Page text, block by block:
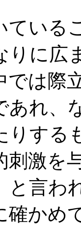
ている
りに広
では際
あれ、
りする
刺激を
と言わ
確かめ